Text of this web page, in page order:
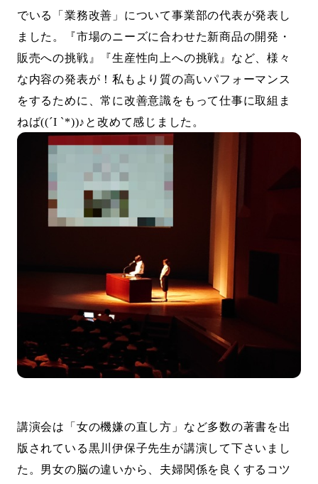
でいる「業務改善」について事業部の代表が発表し
ました。『市場のニーズに合わせた新商品の開発・
販売への挑戦』『生産性向上への挑戦』など、様々
な内容の発表が！私もより質の高いパフォーマンス
をするために、常に改善意識をもって仕事に取組ま
ねば((´I `*))♪と改めて感じました。
講演会は「女の機嫌の直し方」など多数の著書を出
版されている黒川伊保子先生が講演して下さいまし
た。男女の脳の違いから、夫婦関係を良くするコツ